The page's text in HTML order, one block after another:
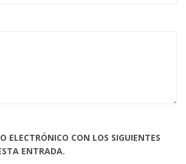
ELECTRÓNICO CON LOS SIGUIENTES
ENTRADA.